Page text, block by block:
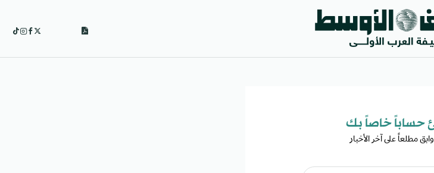
حساباً خاصاً بك​
مطلعاً على آخر الأخبار